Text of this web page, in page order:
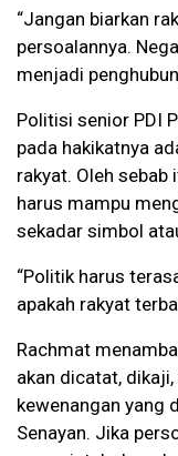
“Jangan biarkan
persoalannya.
menjadi
Politisi senior PDI
pada hakikatnya
rakyat. Oleh sebab
harus mampu
sekadar simbol
“Politik harus
apakah rakyat
Rachmat
akan dicatat,
kewenangan yang
Senayan. Jika